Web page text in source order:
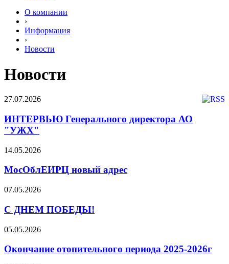
О компании
›
Информация
›
Новости
Новости
27.07.2026
ИНТЕРВЬЮ Генерального директора АО
"УЖХ"
14.05.2026
МосОблЕИРЦ новый адрес
07.05.2026
С ДНЕМ ПОБЕДЫ!
05.05.2026
Окончание отопительного периода 2025-2026г